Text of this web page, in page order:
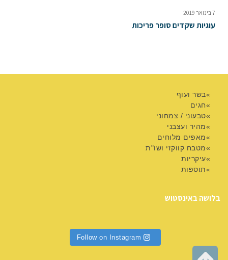
7 בינואר 2019
עוגיות שקדים סופר פריכות
בשר ועוף
חגים
טבעוני / צמחוני
מהיר ועצבני
מאפים מלוחים
מטבח קווקזי ושו"ת
עיקריות
תוספות
בלושה באינסטוש
Follow on Instagram